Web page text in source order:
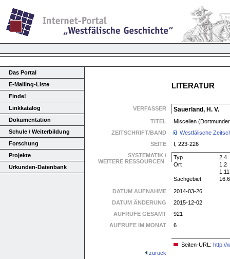
Das Portal
E-Mailing-Liste
Finde!
Linkkatalog
Dokumentation
Schule / Weiterbildung
Forschung
Projekte
Urkunden-Datenbank
LITERATUR
VERFASSER Sauerland, H. V.
TITEL
Miscellen
ZEITSCHRIFT/BAND
Westfälische
SEITE
I, 223-226
SYSTEMATIK /
WEITERE RESSOURCEN
Typ
2.4
Ort
1.2
Sachgebiet
DATUM AUFNAHME
2014-03-26
DATUM ÄNDERUNG
2015-12-02
AUFRUFE GESAMT
921
AUFRUFE IM MONAT
6
Seiten-URL: http://
zurück